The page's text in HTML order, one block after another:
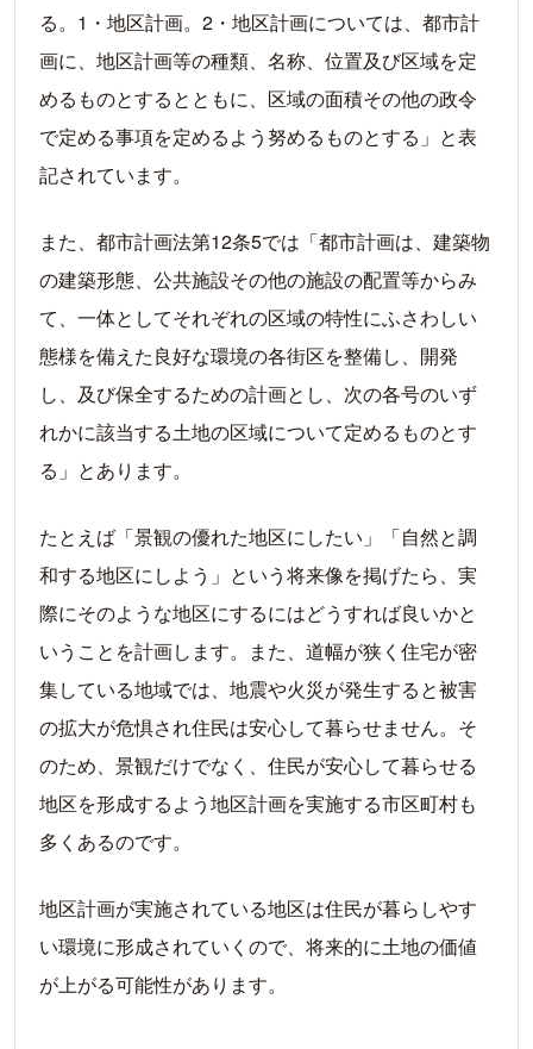
る。1・地区計画。2・地区計画については、都市計
画に、地区計画等の種類、名称、位置及び区域を定
めるものとするとともに、区域の面積その他の政令
で定める事項を定めるよう努めるものとする」と表
記されています。
また、都市計画法第12条5では「都市計画は、建築物
の建築形態、公共施設その他の施設の配置等からみ
て、一体としてそれぞれの区域の特性にふさわしい
態様を備えた良好な環境の各街区を整備し、開発
し、及び保全するための計画とし、次の各号のいず
れかに該当する土地の区域について定めるものとす
る」とあります。
たとえば「景観の優れた地区にしたい」「自然と調
和する地区にしよう」という将来像を掲げたら、実
際にそのような地区にするにはどうすれば良いかと
いうことを計画します。また、道幅が狭く住宅が密
集している地域では、地震や火災が発生すると被害
の拡大が危惧され住民は安心して暮らせません。そ
のため、景観だけでなく、住民が安心して暮らせる
地区を形成するよう地区計画を実施する市区町村も
多くあるのです。
地区計画が実施されている地区は住民が暮らしやす
い環境に形成されていくので、将来的に土地の価値
が上がる可能性があります。